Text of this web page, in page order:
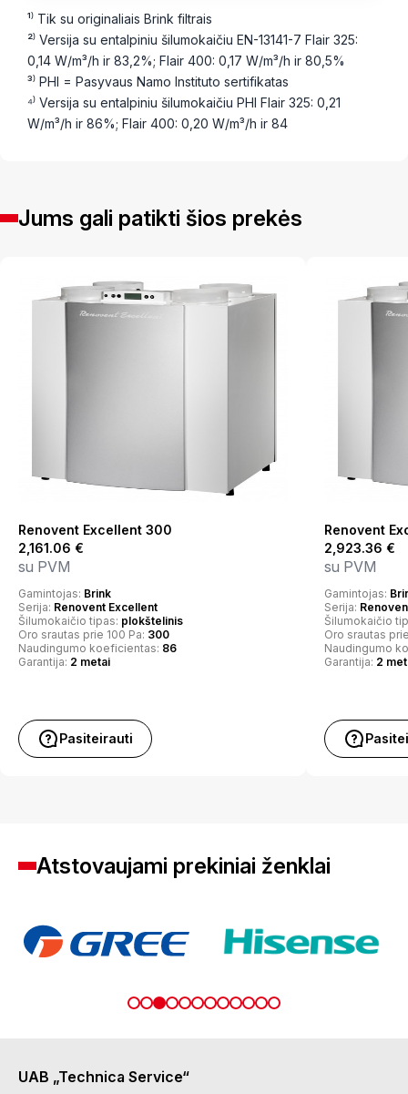
¹⁾ Tik su originaliais Brink filtrais
²⁾ Versija su entalpiniu šilumokaičiu EN-13141-7 Flair 325:
0,14 W/m³/h ir 83,2%; Flair 400: 0,17 W/m³/h ir 80,5%
³⁾ PHI = Pasyvaus Namo Instituto sertifikatas
⁴⁾ Versija su entalpiniu šilumokaičiu PHI Flair 325: 0,21
W/m³/h ir 86%; Flair 400: 0,20 W/m³/h ir 84
Jums gali patikti šios prekės
Renovent Excellent 300
2,161.06 €
su PVM
Gamintojas: Brink
Serija: Renovent Excellent
Šilumokaičio tipas: plokštelinis
Oro srautas prie 100 Pa: 300
Naudingumo koeficientas: 86
Garantija: 2 metai
Pasiteirauti
Renovent
2,923.36 €
su PVM
Gamintojas:
Serija:
Šilumokaičio
Oro srautas
Naudingumo
Garantija: 2
Atstovaujami prekiniai ženklai
UAB „Technica Service“